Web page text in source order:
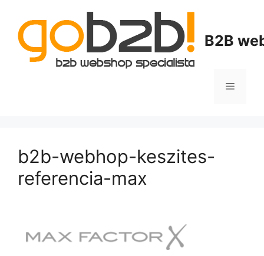
B2B
b2b-webhop-keszites-
referencia-max